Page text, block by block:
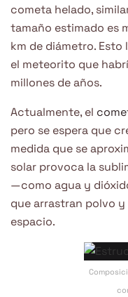
cometa helado,
tamaño estimado es
km de diámetro. Esto
el meteorito que
millones de años.
Actualmente, el
pero se espera que
medida que se
solar provoca la
—como agua y
que arrastran polvo
espacio.